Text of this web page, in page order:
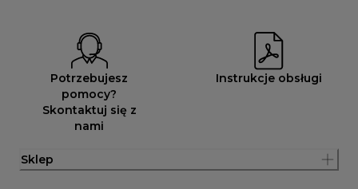
Potrzebujesz
pomocy?
Skontaktuj się z
nami
Instrukcje obsługi
Sklep